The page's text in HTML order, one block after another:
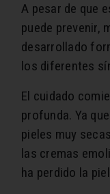
A pesar de que
puede prevenir,
desarrollado
los diferentes
El cuidado
profunda. Ya
pieles muy
las cremas
ha perdido la